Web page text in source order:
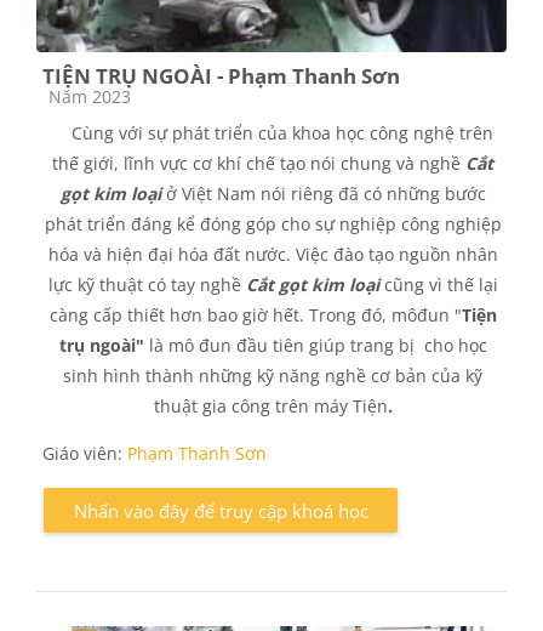
TIỆN TRỤ NGOÀI - Phạm Thanh Sơn
Các loại khóa học
Năm 2023
Cùng với sự phát triển của khoa học công nghệ trên
thế giới, lĩnh vực cơ khí chế tạo nói chung và nghề Cắt
gọt kim loạiở Việt Nam nói riêng đã có những bước
phát triển đáng kể đóng góp cho sự nghiệp công nghiệp
hóa và hiện đại hóa đất nước. Việc đào tạo nguồn nhân
lực kỹ thuật có tay nghề Cắt gọt kim loạicũng vì thế lại
càng cấp thiết hơn bao giờ hết. Trong đó, môđun "Tiện
trụ ngoài" là mô đun đầu tiên giúp trang bị cho học
sinh hình thành những kỹ năng nghề cơ bản của kỹ
thuật gia công trên máy Tiện.
Giáo viên: Phạm Thanh Sơn
Nhấn vào đây để truy cập khoá học